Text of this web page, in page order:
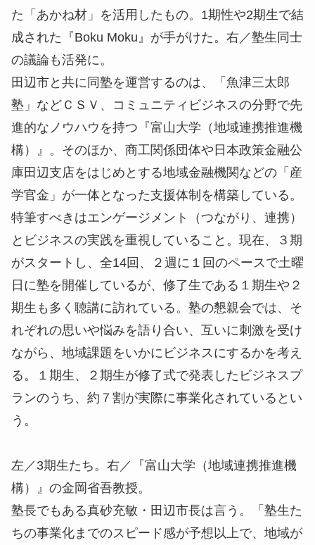
た「あかね材」を活用したもの。1期性や2期生で結
成された『Boku Moku』が手がけた。右／塾生同士
の議論も活発に。
田辺市と共に同塾を運営するのは、「魚津三太郎
塾」などＣＳＶ、コミュニティビジネスの分野で先
進的なノウハウを持つ『富山大学（地域連携推進機
構）』。そのほか、商工関係団体や日本政策金融公
庫田辺支店をはじめとする地域金融機関などの「産
学官金」が一体となった支援体制を構築している。
特筆すべきはエンゲージメント（つながり、連携）
とビジネスの実践を重視していること。現在、３期
がスタートし、全14回、２週に１回のペースで土曜
日に塾を開催しているが、修了生である１期生や２
期生も多く聴講に訪れている。塾の懇親会では、そ
れぞれの思いや悩みを語り合い、互いに刺激を受け
ながら、地域課題をいかにビジネスにするかを考え
る。１期生、２期生が修了式で発表したビジネスプ
ランのうち、約７割が実際に事業化されているとい
う。
左／3期生たち。右／『富山大学（地域連携推進機
構）』の金岡省吾教授。
塾長でもある真砂充敏 ・田辺市長は言う。「塾生た
ちの事業化までのスピード感が予想以上で、地域が